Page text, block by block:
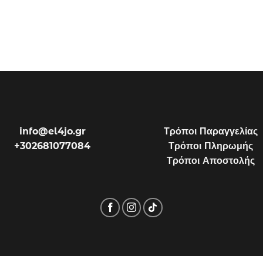
info@el4jo.gr
+302681077084
Τρόποι Παραγγελίας
Τρόποι Πληρωμής
Τρόποι Αποστολής